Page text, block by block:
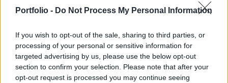
Portfolio - Do Not Process My Personal Information
If you wish to opt-out of the sale, sharing to third parties, or
processing of your personal or sensitive information for
targeted advertising by us, please use the below opt-out
section to confirm your selection. Please note that after your
opt-out request is processed you may continue seeing
ténylegesen asztalhoz ül - mondta egy
névtelenségét kérő német vezető a Reutersnek.
A névtelenséget kérő német tisztségviselő egy szerdai
háttérbeszélgetésen hangsúlyozta, hogy elengedhetetlen
egy olyan tárgyalási keretrendszer kialakítása, amelyet az